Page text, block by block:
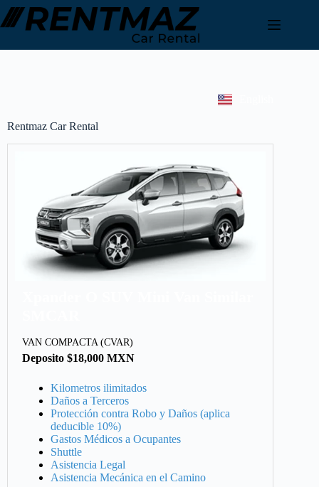
Rentmaz Car Rental
VAN COMPACTA (CVAR)
Deposito $18,000 MXN
Kilometros ilimitados
Daños a Terceros
Protección contra Robo y Daños (aplica
deducible 10%)
Gastos Médicos a Ocupantes
Shuttle
Asistencia Legal
Asistencia Mecánica en el Camino